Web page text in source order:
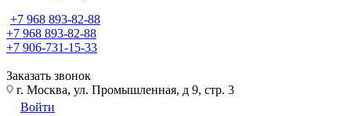
+7 968 893-82-88
+7 968 893-82-88
+7 906-731-15-33
Заказать звонок
г. Москва, ул. Промышленная, д 9, стр. 3
Войти